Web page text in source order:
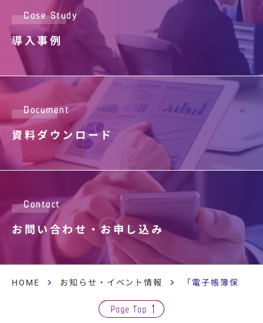
Case Study
導入事例
Document
資料ダウンロード
Contact
お問い合わせ・お申し込み
HOME お知らせ・イベント情報 「電子帳簿保存
Page Top